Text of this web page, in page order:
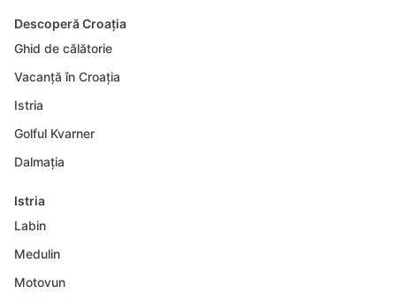
Descoperă Croația
Ghid de călătorie
Vacanță în Croația
Istria
Golful Kvarner
Dalmația
Istria
Labin
Medulin
Motovun